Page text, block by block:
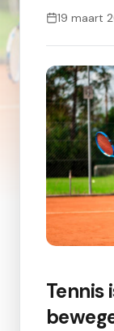
19 maart
Tennis